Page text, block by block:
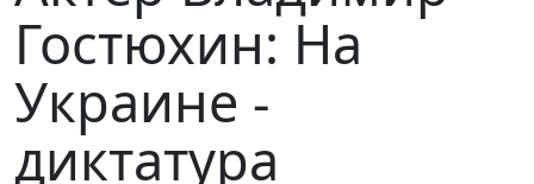
Гостюхин: На
Украине -
диктатура